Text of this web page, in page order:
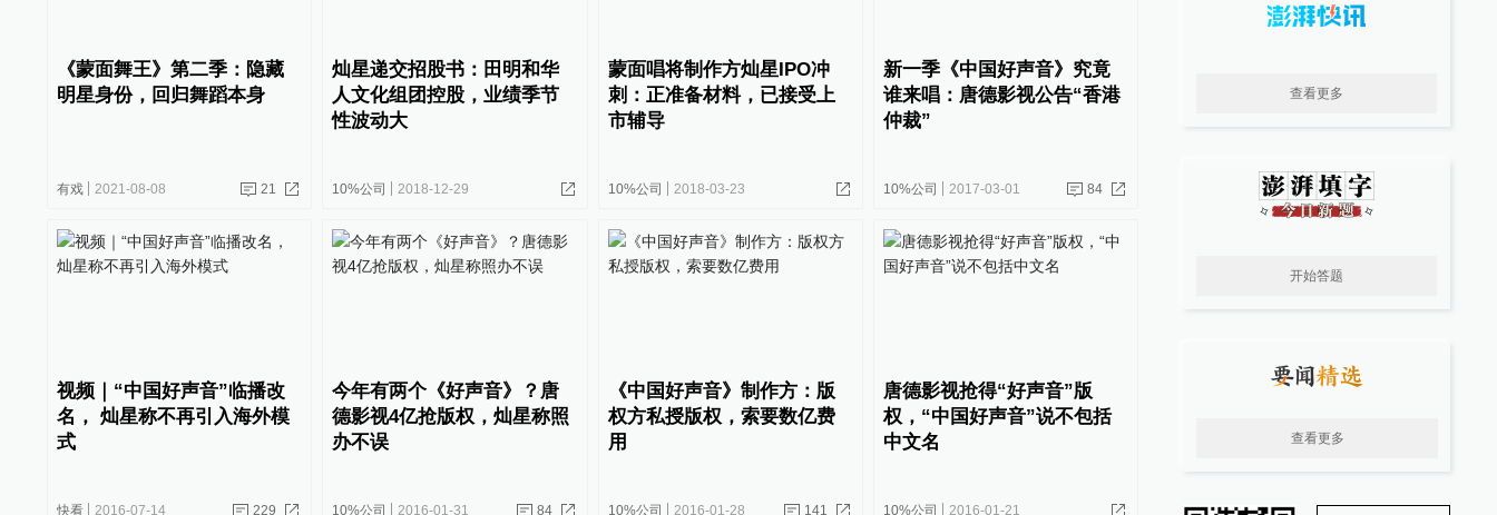
《蒙面舞王》第二季：隐藏
明星身份，回归舞蹈本身
有戏 2021-08-08 21
灿星递交招股书：田明和华
人文化组团控股，业绩季节
性波动大
10%公司 2018-12-29
蒙面唱将制作方灿星IPO冲
刺：正准备材料，已接受上
市辅导
10%公司 2018-03-23
新一季《中国好声音》究竟
谁来唱：唐德影视公告“香港
仲裁”
10%公司 2017-03-01 84
视频｜“中国好声音”临播改
名， 灿星称不再引入海外模
式
快看 2016-07-14 229
今年有两个《好声音》？唐
德影视4亿抢版权，灿星称照
办不误
10%公司 2016-01-31 84
《中国好声音》制作方：版
权方私授版权，索要数亿费
用
10%公司 2016-01-28 141
唐德影视抢得“好声音”版
权，“中国好声音”说不包括
中文名
10%公司 2016-01-21
查看更多
开始答题
查看更多